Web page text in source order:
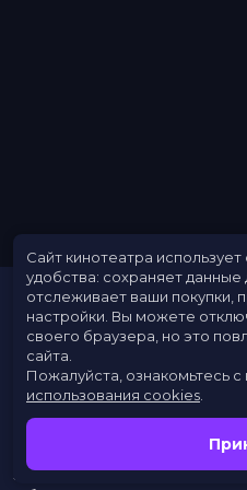
Расписание
Скоро в кино
Заведения
Сайт кинотеатра
удобства: сохраняет данные
отслеживает ваши покупки,
настройки. Вы можете
своего браузера, но это
сайта.
Пожалуйста, ознакомьтесь с
использования cookies